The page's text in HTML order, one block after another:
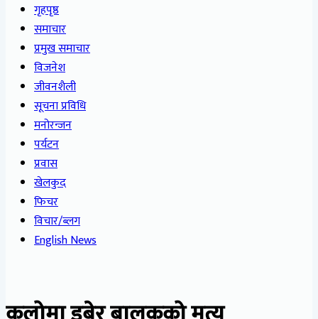
गृहपृष्ठ
समाचार
प्रमुख समाचार
विजनेश
जीवनशैली
सूचना प्रविधि
मनोरन्जन
पर्यटन
प्रवास
खेलकुद
फिचर
विचार/ब्लग
English News